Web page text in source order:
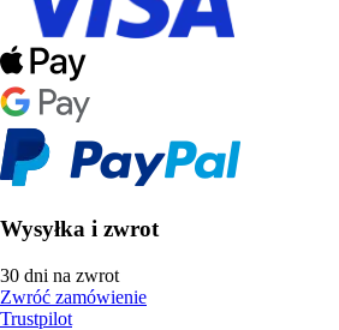
Wysyłka i zwrot
30 dni na zwrot
Zwróć zamówienie
Trustpilot